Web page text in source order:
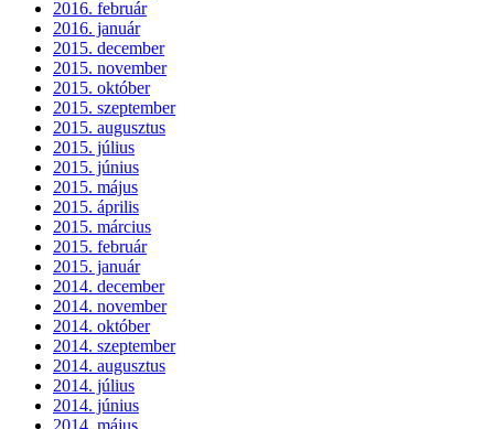
2016. február
2016. január
2015. december
2015. november
2015. október
2015. szeptember
2015. augusztus
2015. július
2015. június
2015. május
2015. április
2015. március
2015. február
2015. január
2014. december
2014. november
2014. október
2014. szeptember
2014. augusztus
2014. július
2014. június